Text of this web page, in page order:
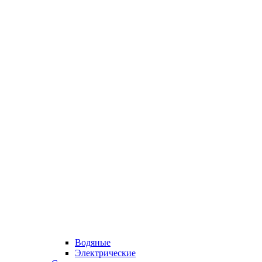
Водяные
Электрические